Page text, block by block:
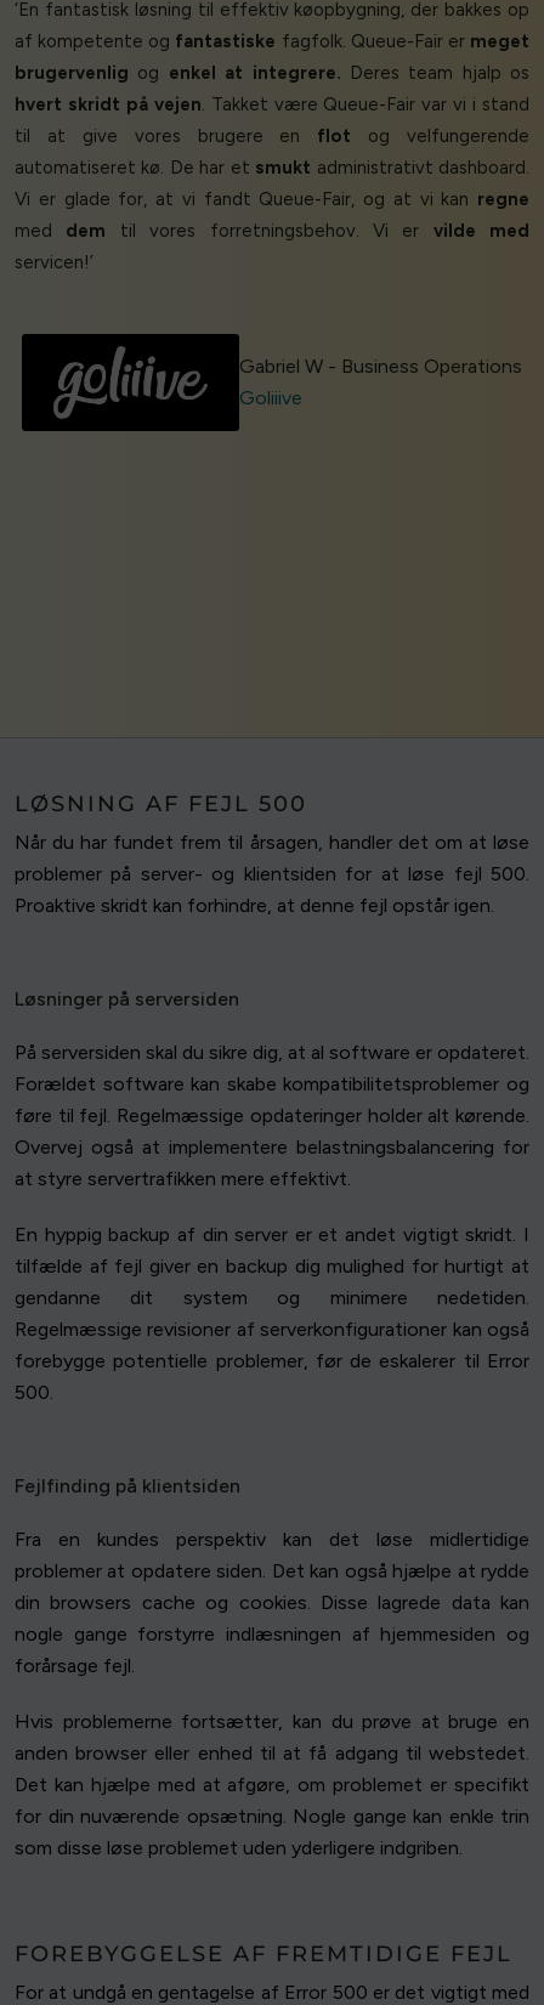
‘En fantastisk løsning til effektiv køopbygning, der bakkes op
af kompetente og fantastiske fagfolk. Queue-Fair er meget
brugervenlig og enkel at integrere. Deres team hjalp os
hvert skridt på vejen. Takket være Queue-Fair var vi i stand
til at give vores brugere en flot og velfungerende
automatiseret kø. De har et smukt administrativt dashboard.
Vi er glade for, at vi fandt Queue-Fair, og at vi kan regne
med dem til vores forretningsbehov. Vi er vilde med
servicen!’
Gabriel W - Business Operations
Goliiive
LØSNING AF FEJL 500
Når du har fundet frem til årsagen, handler det om at løse
problemer på server- og klientsiden for at løse fejl 500.
Proaktive skridt kan forhindre, at denne fejl opstår igen.
Løsninger på serversiden
På serversiden skal du sikre dig, at al software er opdateret.
Forældet software kan skabe kompatibilitetsproblemer og
føre til fejl. Regelmæssige opdateringer holder alt kørende.
Overvej også at implementere belastningsbalancering for
at styre servertrafikken mere effektivt.
En hyppig backup af din server er et andet vigtigt skridt. I
tilfælde af fejl giver en backup dig mulighed for hurtigt at
gendanne dit system og minimere nedetiden.
Regelmæssige revisioner af serverkonfigurationer kan også
forebygge potentielle problemer, før de eskalerer til Error
500.
Fejlfinding på klientsiden
Fra en kundes perspektiv kan det løse midlertidige
problemer at opdatere siden. Det kan også hjælpe at rydde
din browsers cache og cookies. Disse lagrede data kan
nogle gange forstyrre indlæsningen af hjemmesiden og
forårsage fejl.
Hvis problemerne fortsætter, kan du prøve at bruge en
anden browser eller enhed til at få adgang til webstedet.
Det kan hjælpe med at afgøre, om problemet er specifikt
for din nuværende opsætning. Nogle gange kan enkle trin
som disse løse problemet uden yderligere indgriben.
FOREBYGGELSE AF FREMTIDIGE FEJL
For at undgå en gentagelse af Error 500 er det vigtigt med